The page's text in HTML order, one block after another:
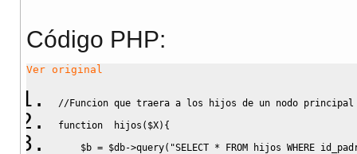
Código PHP:
Ver original
//Funcion que traera a los hijos de un nodo principal
function hijos ( $X) {
$b = $db->query( "SELECT * FROM hijos WHERE